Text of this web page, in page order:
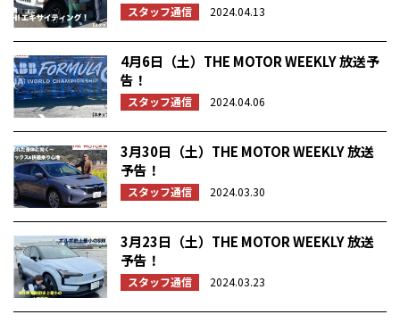
スタッフ通信 2024.04.13
4月6日（土）THE MOTOR WEEKLY 放送予
告！
スタッフ通信 2024.04.06
3月30日（土）THE MOTOR WEEKLY 放送
予告！
スタッフ通信 2024.03.30
3月23日（土）THE MOTOR WEEKLY 放送
予告！
スタッフ通信 2024.03.23